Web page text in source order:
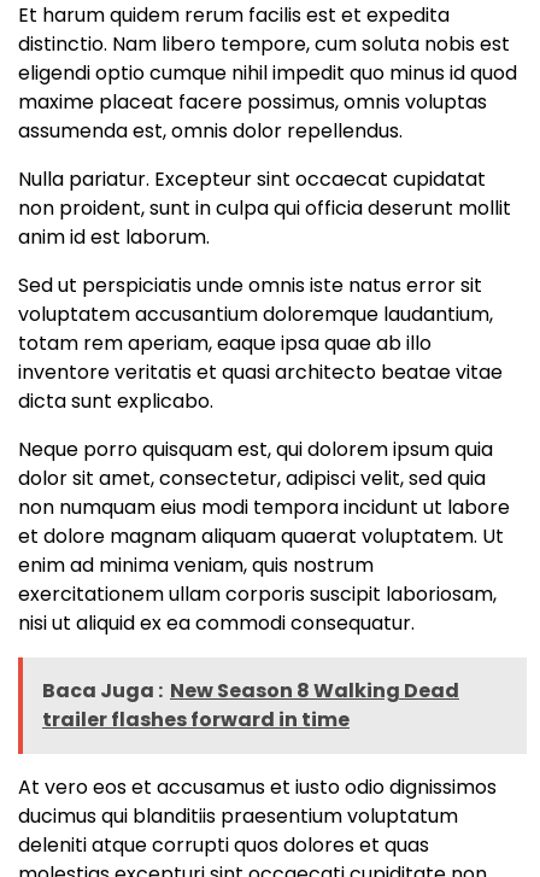
Et harum quidem rerum facilis est et expedita
distinctio. Nam libero tempore, cum soluta nobis est
eligendi optio cumque nihil impedit quo minus id quod
maxime placeat facere possimus, omnis voluptas
assumenda est, omnis dolor repellendus.
Nulla pariatur. Excepteur sint occaecat cupidatat
non proident, sunt in culpa qui officia deserunt mollit
anim id est laborum.
Sed ut perspiciatis unde omnis iste natus error sit
voluptatem accusantium doloremque laudantium,
totam rem aperiam, eaque ipsa quae ab illo
inventore veritatis et quasi architecto beatae vitae
dicta sunt explicabo.
Neque porro quisquam est, qui dolorem ipsum quia
dolor sit amet, consectetur, adipisci velit, sed quia
non numquam eius modi tempora incidunt ut labore
et dolore magnam aliquam quaerat voluptatem. Ut
enim ad minima veniam, quis nostrum
exercitationem ullam corporis suscipit laboriosam,
nisi ut aliquid ex ea commodi consequatur.
Baca Juga : New Season 8 Walking Dead
trailer flashes forward in time
At vero eos et accusamus et iusto odio dignissimos
ducimus qui blanditiis praesentium voluptatum
deleniti atque corrupti quos dolores et quas